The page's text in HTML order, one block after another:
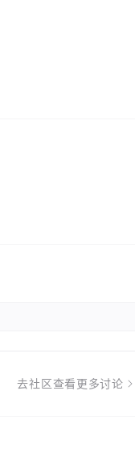
去社区查看更多讨论